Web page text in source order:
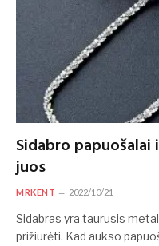
Sidabro papuošalai
juos
MRKENT 2022/10/21
Sidabras yra taurusis
prižiūrėti. Kad aukso